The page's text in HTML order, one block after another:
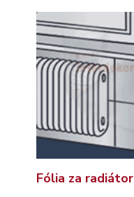
Fólia za radiátor